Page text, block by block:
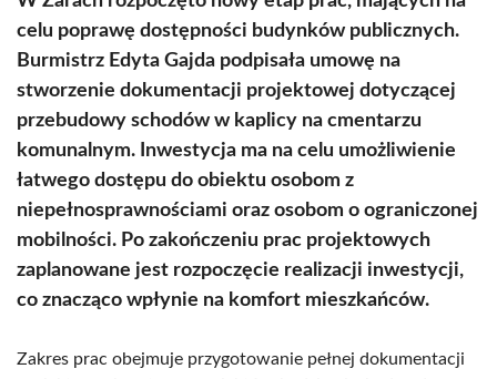
celu poprawę dostępności budynków publicznych.
Burmistrz Edyta Gajda podpisała umowę na
stworzenie dokumentacji projektowej dotyczącej
przebudowy schodów w kaplicy na cmentarzu
komunalnym. Inwestycja ma na celu umożliwienie
łatwego dostępu do obiektu osobom z
niepełnosprawnościami oraz osobom o ograniczonej
mobilności. Po zakończeniu prac projektowych
zaplanowane jest rozpoczęcie realizacji inwestycji,
co znacząco wpłynie na komfort mieszkańców.
Zakres prac obejmuje przygotowanie pełnej dokumentacji